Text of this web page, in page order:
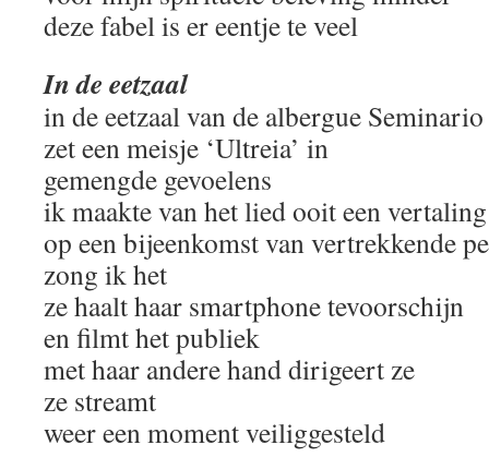
deze fabel is er eentje te veel
In de eetzaal
in de eetzaal van de albergue
zet een meisje ‘Ultreia’ in
gemengde gevoelens
ik maakte van het lied ooit een vertaling
op een bijeenkomst van vertrekkende
zong ik het
ze haalt haar smartphone tevoorschijn
en filmt het publiek
met haar andere hand dirigeert ze
ze streamt
weer een moment veiliggesteld